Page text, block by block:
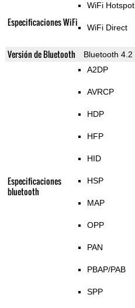
Especificaciones WiFi
WiFi Hotspot
WiFi Direct
Versión de Bluetooth Bluetooth 4.2
Especificaciones
bluetooth
A2DP
AVRCP
HDP
HFP
HID
HSP
MAP
OPP
PAN
PBAP/PAB
SPP